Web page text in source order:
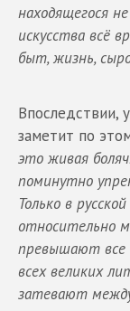
находящегося
искусства всё
быт, жизнь,
Впоследствии,
заметит по
это живая
поминутно
Только в
относительно
превышают все
всех великих
затевают